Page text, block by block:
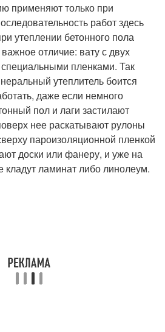
применяют только при
работ здесь
утеплении бетонного пола
отличие: вату с двух
пленками. Так
утеплитель боится
даже если немного
пол и лаги застилают
нее раскатывают рулоны
пароизоляционной пленкой
доски или фанеру, и уже на
кладут ламинат либо линолеум.